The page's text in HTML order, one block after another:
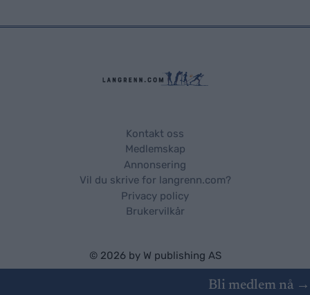
Bli medlem nå →
Kontakt oss
Medlemskap
Annonsering
Vil du skrive for langrenn.com?
Privacy policy
Brukervilkår
© 2026 by W publishing AS